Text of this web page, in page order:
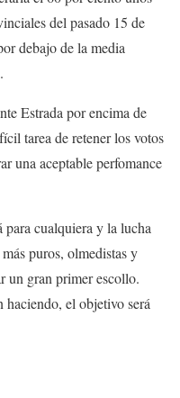
del pasado 15 de
debajo de la media
Estrada por encima de
tarea de retener los votos
una aceptable perfomance
para cualquiera y la lucha
puros, olmedistas y
un gran primer escollo.
haciendo, el objetivo será